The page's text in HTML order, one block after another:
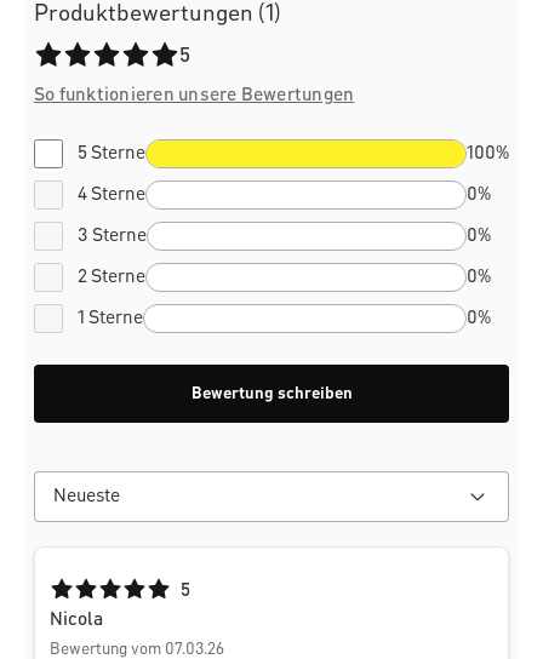
Produktbewertungen (1)
Durchschnittliche Bewertung von 5 von 5 Sternen
5
So funktionieren unsere Bewertungen
5 Sterne 100%
4 Sterne 0%
3 Sterne 0%
2 Sterne 0%
1 Sterne 0%
Bewertung schreiben
Durchschnittliche Bewertung von 5 von 5 Sternen
5
Nicola
Bewertung vom 07.03.26